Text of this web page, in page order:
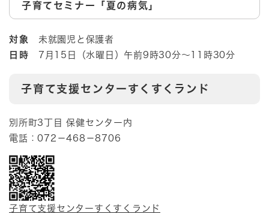
子育てセミナー「夏の病気」
対象
未就園児と保護者​
日時 7月15日（水曜日）午前9時30分～11時30分
子育て支援センターすくすくランド
別所町3丁目 保健センター内
電話：072－468－8706
子育て支援センターすくすくランド